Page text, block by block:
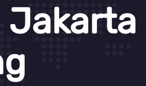
Jakarta